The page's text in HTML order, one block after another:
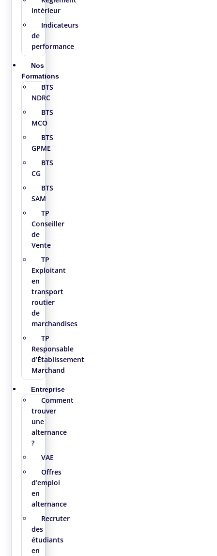
intérieur
Indicateurs
de
performance
Nos
Formations
BTS
NDRC
BTS
MCO
BTS
GPME
BTS
CG
BTS
SAM
TP
Conseiller
de
Vente
TP
Exploitant
en
transport
routier
de
marchandises
TP
Responsable
d’Établissement
Marchand
Entreprise
Comment
trouver
une
alternance
?
VAE
Offres
d’emploi
en
alternance
Recruter
des
étudiants
en